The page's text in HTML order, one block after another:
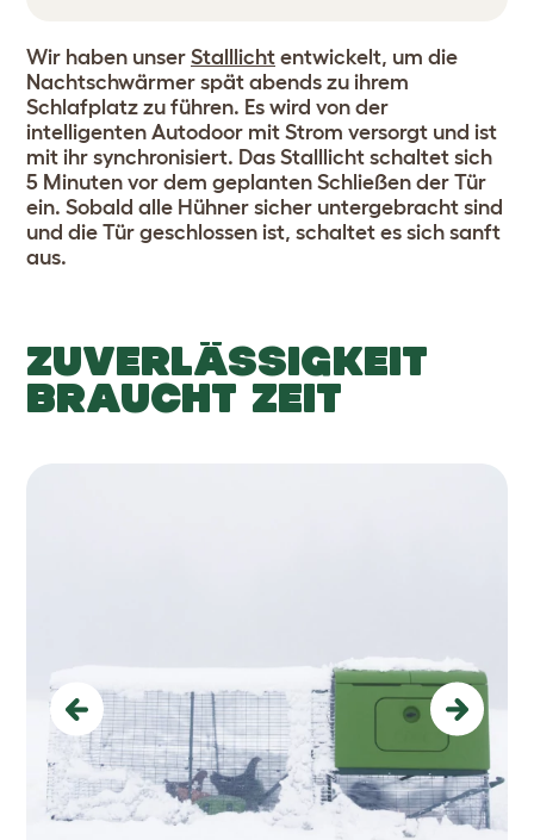
Wir haben unser Stalllicht entwickelt, um die
Nachtschwärmer spät abends zu ihrem
Schlafplatz zu führen. Es wird von der
intelligenten Autodoor mit Strom versorgt und ist
mit ihr synchronisiert. Das Stalllicht schaltet sich
5 Minuten vor dem geplanten Schließen der Tür
ein. Sobald alle Hühner sicher untergebracht sind
und die Tür geschlossen ist, schaltet es sich sanft
aus.
ZUVERLÄSSIGKEIT
BRAUCHT ZEIT
Previous Next